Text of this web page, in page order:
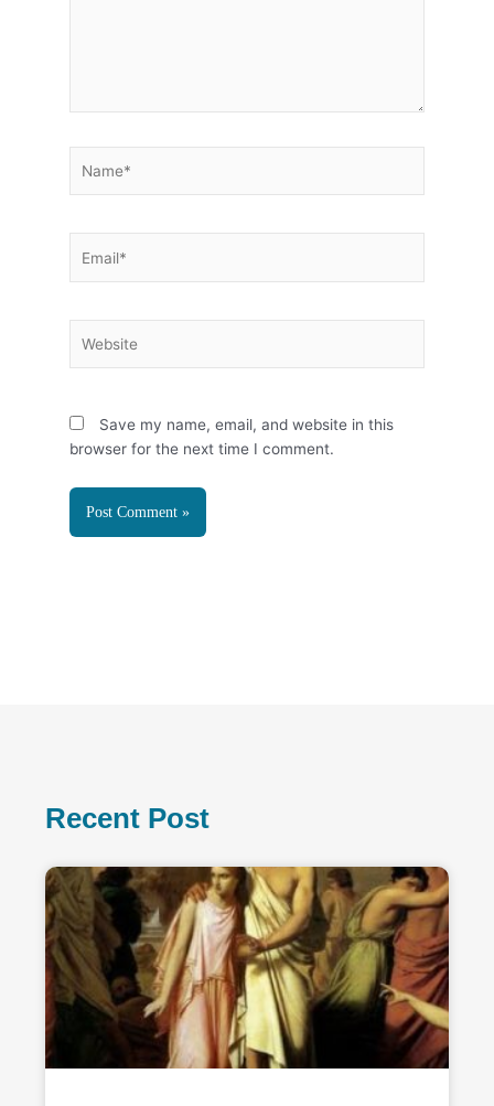
Save my name, email, and website in this
browser for the next time I comment.
Recent Post